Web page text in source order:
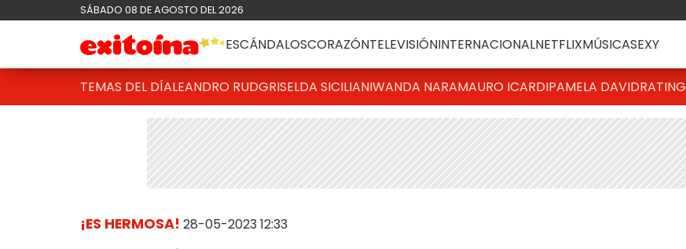
SÁBADO 08 DE AGOSTO DEL 2026
ESCÁNDALOSCORAZÓNTELEVISIÓNINTERNACIONALNETFLIXMÚSICASEXY
TEMAS DEL DÍALEANDRO RUDGRISELDA SICILIANIWANDA NARAMAURO ICARDIPAMELA DAVIDRATING
¡ES HERMOSA! 28-05-2023 12:33